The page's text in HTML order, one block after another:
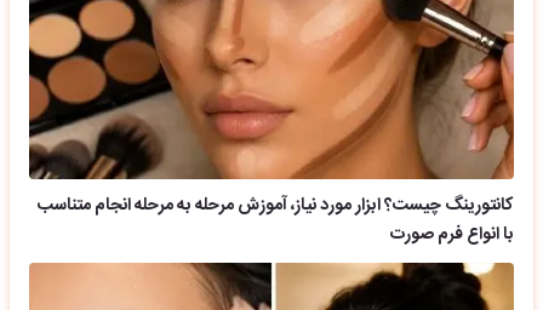
کانتورینگ چیست؟ ابزار مورد نیاز، آموزش مرحله به مرحله انجام متناسب
با انواع فرم صورت